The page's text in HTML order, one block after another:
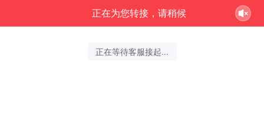
正在为您转接，请稍候
正在等待客服接起...